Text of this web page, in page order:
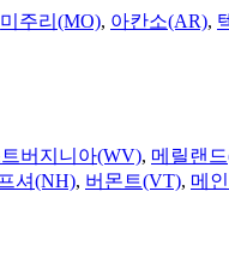
미주리(MO), 아칸소(AR),
버지니아(WV), 메릴랜
셔(NH), 버몬트(VT), 메